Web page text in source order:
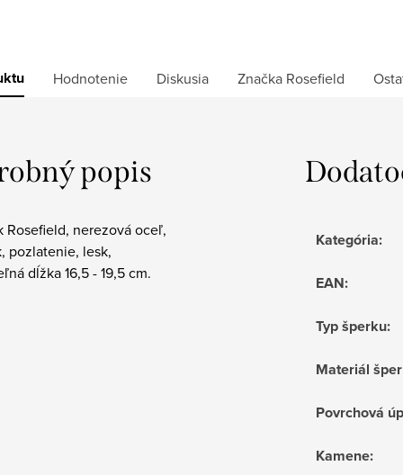
Hodnotenie Diskusia Značka Rosefield
popis
Rosefield, nerezová oceľ,
pozlatenie, lesk,
dĺžka 16,5 - 19,5 cm.
Kategória:
EAN:
Typ šperku:
Materiál
Povrchová
Kamene: